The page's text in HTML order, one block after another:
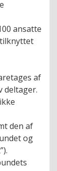
ansatte
af
deltager.
den af
og